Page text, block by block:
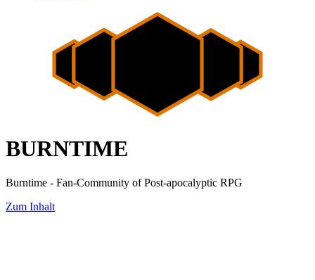
BURNTIME
Burntime - Fan-Community of Post-apocalyptic RPG
Zum Inhalt